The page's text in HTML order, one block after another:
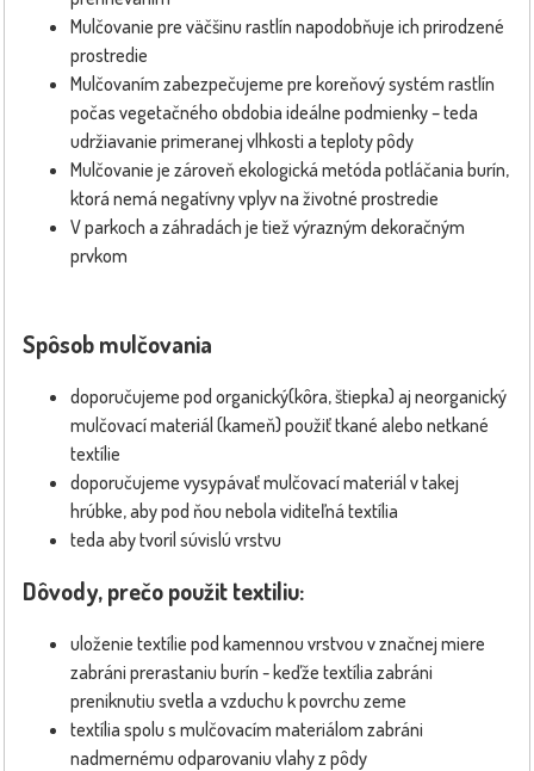
Mulčovanie pre väčšinu rastlín napodobňuje ich prirodzené
prostredie
Mulčovaním zabezpečujeme pre koreňový systém rastlín
počas vegetačného obdobia ideálne podmienky – teda
udržiavanie primeranej vlhkosti a teploty pôdy
Mulčovanie je zároveň ekologická metóda potláčania burín,
ktorá nemá negatívny vplyv na životné prostredie
V parkoch a záhradách je tiež výrazným dekoračným
prvkom
Spôsob mulčovania
doporučujeme pod organický(kôra, štiepka) aj neorganický
mulčovací materiál (kameň) použiť tkané alebo netkané
textílie
doporučujeme vysypávať mulčovací materiál v takej
hrúbke, aby pod ňou nebola viditeľná textília
teda aby tvoril súvislú vrstvu
Dôvody, prečo použit textiliu:
uloženie textílie pod kamennou vrstvou v značnej miere
zabráni prerastaniu burín - keďže textília zabráni
preniknutiu svetla a vzduchu k povrchu zeme
textília spolu s mulčovacím materiálom zabráni
nadmernému odparovaniu vlahy z pôdy